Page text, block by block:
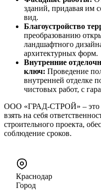
зданий, придавая им
вид.
Благоустройство
преобразованию
ландшафтного
архитектурных форм.
Внутренние
ключ: Проведение
внутренней отделке
чистовых работ, с
ООО «ГРАД-СТРОЙ» – это
взять на себя
строительного проекта,
соблюдение сроков.
Краснодар
Город